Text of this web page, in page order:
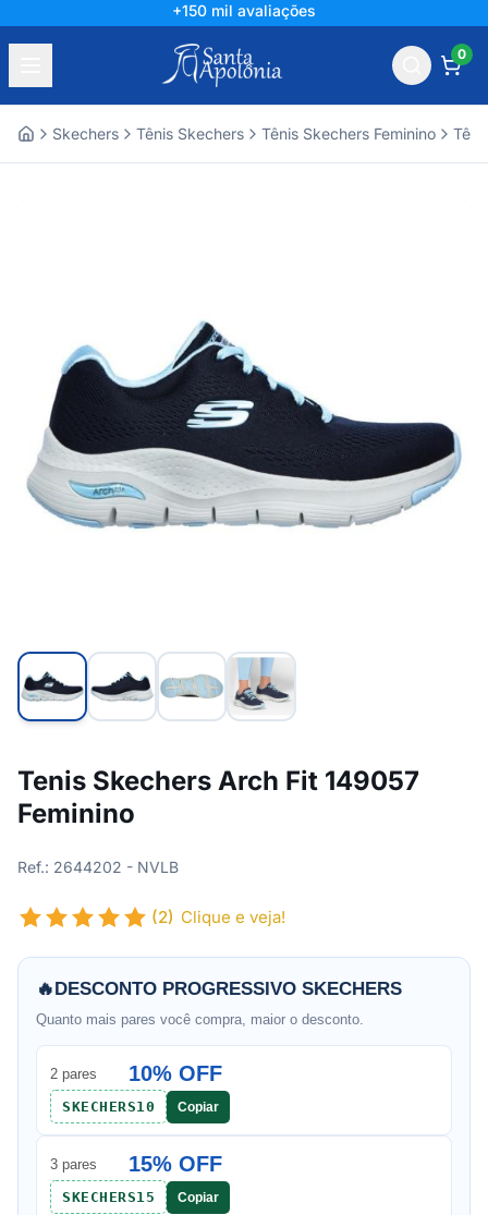
+150 mil avaliações
0
Skechers Tênis Skechers Tênis Skechers Feminino
Tenis Skechers Arch Fit 149057
Feminino
Ref.: 2644202 - NVLB
(2) Clique e veja!
🔥DESCONTO PROGRESSIVO SKECHERS
Quanto mais pares você compra, maior o desconto.
2 pares 10% OFF
SKECHERS10 Copiar
3 pares 15% OFF
SKECHERS15 Copiar